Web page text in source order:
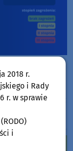
towarzyszyć
2018 r.
i Rady
r. w sprawie
i